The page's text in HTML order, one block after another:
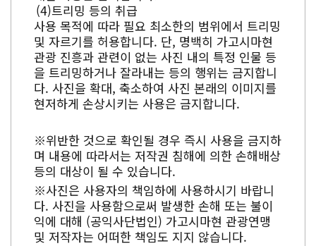
트리밍 등의 취급
사용 목적에 따라 필요 최소한의 범위에서 트리밍
및 자르기를 허용합니다. 단, 명백히 가고시마현
관광 진흥과 관련이 없는 사진 내의 특정 인물 등
을 트리밍하거나 잘라내는 등의 행위는 금지합니
다. 사진을 확대, 축소하여 사진 본래의 이미지를
현저하게 손상시키는 사용은 금지합니다.
※위반한 것으로 확인될 경우 즉시 사용을 금지하
며 내용에 따라서는 저작권 침해에 의한 손해배상
등의 대상이 될 수 있습니다.
※사진은 사용자의 책임하에 사용하시기 바랍니
다. 사진을 사용함으로써 발생한 손해 또는 불이
익에 대해 (공익사단법인) 가고시마현 관광연맹
및 저작자는 어떠한 책임도 지지 않습니다.